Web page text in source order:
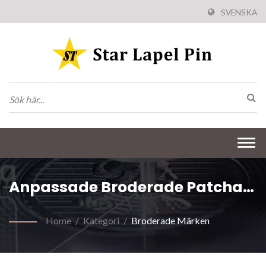
SVENSKA
Anpassade Broderade Patchar
På Minky-Tyg
Home / Kategori / Broderade Märken